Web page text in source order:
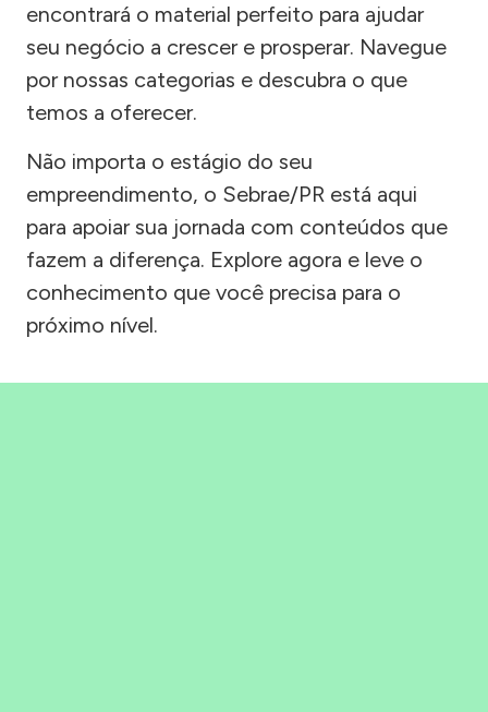
encontrará o material perfeito para ajudar
seu negócio a crescer e prosperar. Navegue
por nossas categorias e descubra o que
temos a oferecer.
Não importa o estágio do seu
empreendimento, o Sebrae/PR está aqui
para apoiar sua jornada com conteúdos que
fazem a diferença. Explore agora e leve o
conhecimento que você precisa para o
próximo nível.